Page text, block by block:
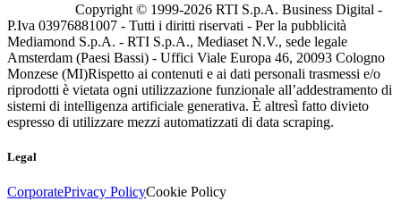
Copyright © 1999-2026 RTI S.p.A. Business Digital -
P.Iva 03976881007 - Tutti i diritti riservati - Per la pubblicità
Mediamond S.p.A. - RTI S.p.A., Mediaset N.V., sede legale
Amsterdam (Paesi Bassi) - Uffici Viale Europa 46, 20093 Cologno
Monzese (MI)Rispetto ai contenuti e ai dati personali trasmessi e/o
riprodotti è vietata ogni utilizzazione funzionale all’addestramento di
sistemi di intelligenza artificiale generativa. È altresì fatto divieto
espresso di utilizzare mezzi automatizzati di data scraping.
Legal
CorporatePrivacy PolicyCookie Policy